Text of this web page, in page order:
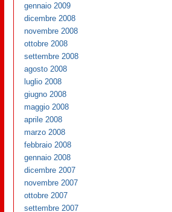
gennaio 2009
dicembre 2008
novembre 2008
ottobre 2008
settembre 2008
agosto 2008
luglio 2008
giugno 2008
maggio 2008
aprile 2008
marzo 2008
febbraio 2008
gennaio 2008
dicembre 2007
novembre 2007
ottobre 2007
settembre 2007